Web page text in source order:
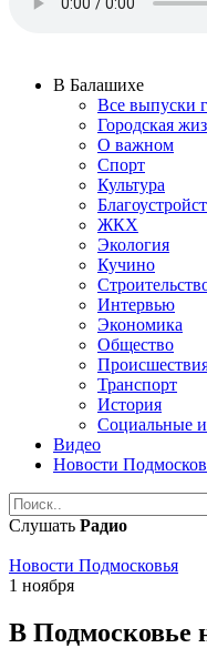
В Балашихе
Все выпуски
Городская
О важном
Спорт
Культура
ЖКХ
Экология
Кучино
Интервью
Экономика
Общество
Транспорт
История
Социальные
Видео
Новости
Слушать Радио
Новости Подмосковья
1 ноября
В Подмосковье